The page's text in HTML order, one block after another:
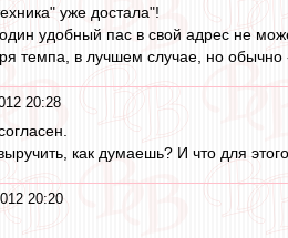
уже достала"!
удобный пас в свой адрес не
темпа, в лучшем случае, но
20:28
как думаешь? И что для
20:20